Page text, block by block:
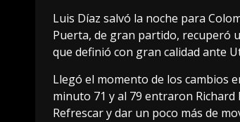
Luis Díaz salvó la noche para
Puerta, de gran partido, recuperó
que definió con gran calidad ante
Llegó el momento de los cambios
minuto 71 y al 79 entraron Richard
Refrescar y dar un poco más de